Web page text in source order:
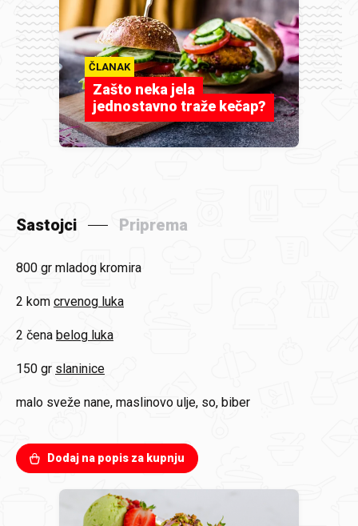
ČLANAK
Zašto neka jela
jednostavno traže kečap?
Sastojci Priprema
800 gr mladog kromira
2 kom crvenog luka
2 čena belog luka
150 gr slaninice
malo sveže nane, maslinovo ulje, so, biber
Dodaj na popis za kupnju